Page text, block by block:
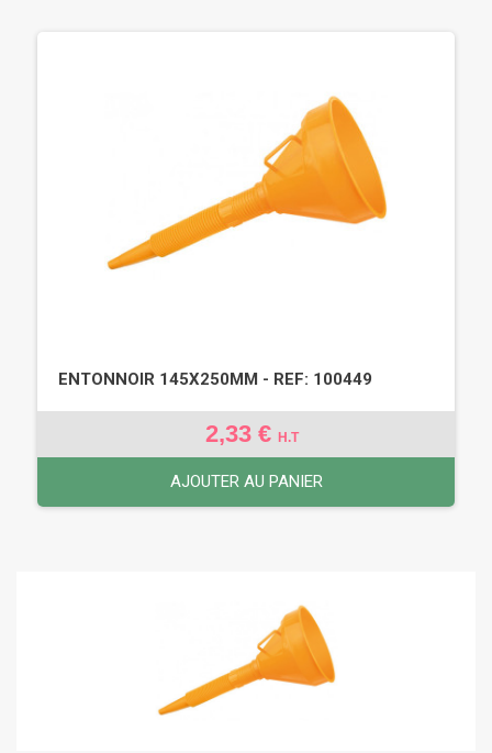
ENTONNOIR 145X250MM - REF: 100449
2,33 € H.T
AJOUTER AU PANIER